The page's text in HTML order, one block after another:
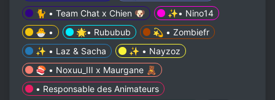
🐈 • Team Chat x Chien 🐶
✨• Nino14
🐣 •
🌟• Rububub
💫 • Zombiefr
✨ • Laz & Sacha
✨ • Nayzoz
🍣 • Noxuu_III x Maurgane 🧸
• Responsable des Animateurs